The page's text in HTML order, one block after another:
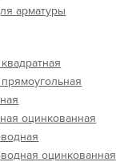
арматуры
оцинкованная
оцинкованная